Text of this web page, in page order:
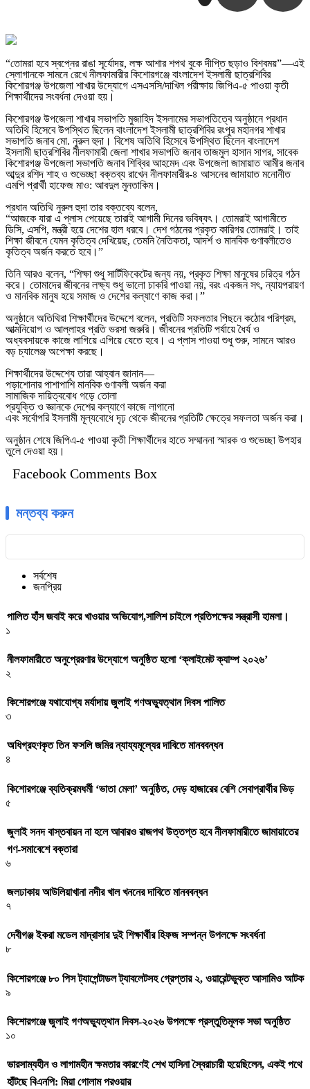
“তোমরা হবে স্বপ্নের রাঙা সূর্যোদয়, লক্ষ আশার শপথ বুকে দীপ্তি ছড়াও বিশ্বময়”—এই
স্লোগানকে সামনে রেখে নীলফামারীর কিশোরগঞ্জে বাংলাদেশ ইসলামী ছাত্রশিবির
কিশোরগঞ্জ উপজেলা শাখার উদ্যোগে এসএসসি/দাখিল পরীক্ষায় জিপিএ-৫ পাওয়া কৃতী
শিক্ষার্থীদের সংবর্ধনা দেওয়া হয়।
কিশোরগঞ্জ উপজেলা শাখার সভাপতি মুজাহিদ ইসলামের সভাপতিত্বে অনুষ্ঠানে প্রধান
অতিথি হিসেবে উপস্থিত ছিলেন বাংলাদেশ ইসলামী ছাত্রশিবির রংপুর মহানগর শাখার
সভাপতি জনাব মো. নুরুল হুদা। বিশেষ অতিথি হিসেবে উপস্থিত ছিলেন বাংলাদেশ
ইসলামী ছাত্রশিবির নীলফামারী জেলা শাখার সভাপতি জনাব তাজমুল হাসান সাগর, সাবেক
কিশোরগঞ্জ উপজেলা সভাপতি জনাব শিব্বির আহমেদ এবং উপজেলা জামায়াত আমীর জনাব
আব্দুর রশিদ শাহ ও শুভেচ্ছা বক্তব্য রাখেন নীলফামারীর-৪ আসনের জামায়াত মনোনীত
এমপি প্রার্থী হাফেজ মাও: আবদুল মুনতাকিম।
প্রধান অতিথি নুরুল হুদা তার বক্তব্যে বলেন,
“আজকে যারা এ প্লাস পেয়েছে তারাই আগামী দিনের ভবিষ্যৎ। তোমরাই আগামীতে
ডিসি, এসপি, মন্ত্রী হয়ে দেশের হাল ধরবে। দেশ গঠনের প্রকৃত কারিগর তোমরাই। তাই
শিক্ষা জীবনে যেমন কৃতিত্ব দেখিয়েছ, তেমনি নৈতিকতা, আদর্শ ও মানবিক গুণাবলীতেও
কৃতিত্ব অর্জন করতে হবে।”
তিনি আরও বলেন, “শিক্ষা শুধু সার্টিফিকেটের জন্য নয়, প্রকৃত শিক্ষা মানুষের চরিত্র গঠন
করে। তোমাদের জীবনের লক্ষ্য শুধু ভালো চাকরি পাওয়া নয়, বরং একজন সৎ, ন্যায়পরায়ণ
ও মানবিক মানুষ হয়ে সমাজ ও দেশের কল্যাণে কাজ করা।”
অনুষ্ঠানে অতিথিরা শিক্ষার্থীদের উদ্দেশে বলেন, প্রতিটি সফলতার পিছনে কঠোর পরিশ্রম,
আত্মনিয়োগ ও আল্লাহর প্রতি ভরসা জরুরি। জীবনের প্রতিটি পর্যায়ে ধৈর্য ও
অধ্যবসায়কে কাজে লাগিয়ে এগিয়ে যেতে হবে। এ প্লাস পাওয়া শুধু শুরু, সামনে আরও
বড় চ্যালেঞ্জ অপেক্ষা করছে।
শিক্ষার্থীদের উদ্দেশ্যে তারা আহ্বান জানান—
পড়াশোনার পাশাপাশি মানবিক গুণাবলী অর্জন করা
সামাজিক দায়িত্ববোধ গড়ে তোলা
প্রযুক্তি ও জ্ঞানকে দেশের কল্যাণে কাজে লাগানো
এবং সর্বোপরি ইসলামী মূল্যবোধে দৃঢ় থেকে জীবনের প্রতিটি ক্ষেত্রে সফলতা অর্জন করা।
অনুষ্ঠান শেষে জিপিএ-৫ পাওয়া কৃতী শিক্ষার্থীদের হাতে সম্মাননা স্মারক ও শুভেচ্ছা উপহার
তুলে দেওয়া হয়।
Facebook Comments Box
মন্তব্য করুন
সর্বশেষ
জনপ্রিয়
পালিত হাঁস জবাই করে খাওয়ার অভিযোগ,সালিশ চাইলে প্রতিপক্ষের সন্ত্রাসী হামলা।
১
নীলফামারীতে অনুপ্রেরণার উদ্যোগে অনুষ্ঠিত হলো ‘ক্লাইমেট ক্যাম্প ২০২৬’
২
কিশোরগঞ্জে যথাযোগ্য মর্যাদায় জুলাই গণঅভ্যুত্থান দিবস পালিত
৩
অধিগ্রহণকৃত তিন ফসলি জমির ন্যায্যমূল্যের দাবিতে মানববন্ধন
৪
কিশোরগঞ্জে ব্যতিক্রমধর্মী ‘ভাতা মেলা’ অনুষ্ঠিত, দেড় হাজারের বেশি সেবাপ্রার্থীর ভিড়
৫
জুলাই সনদ বাস্তবায়ন না হলে আবারও রাজপথ উত্তপ্ত হবে নীলফামারীতে জামায়াতের
গণ-সমাবেশে বক্তারা
৬
জলঢাকায় আউলিয়াখানা নদীর খাল খননের দাবিতে মানববন্ধন
৭
দেবীগঞ্জ ইকরা মডেল মাদ্রাসার দুই শিক্ষার্থীর হিফজ সম্পন্ন উপলক্ষে সংবর্ধনা
৮
কিশোরগঞ্জে ৮০ পিস ট্যাপেন্টাডল ট্যাবলেটসহ গ্রেপ্তার ২, ওয়ারেন্টভুক্ত আসামিও আটক
৯
কিশোরগঞ্জে জুলাই গণঅভ্যুত্থান দিবস-২০২৬ উপলক্ষে প্রস্তুতিমূলক সভা অনুষ্ঠিত
১০
ভারসাম্যহীন ও লাগামহীন ক্ষমতার কারণেই শেখ হাসিনা স্বৈরাচারী হয়েছিলেন, একই পথে
হাঁটছে বিএনপি: মিয়া গোলাম পরওয়ার